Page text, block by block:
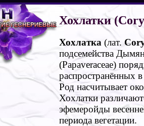
Хохлатки
Хохлатка (лат.
подсемейства
(Papaveraceae)
распространённых
Род насчитывает
Хохлатки
эфемеройды
периода вегетации.